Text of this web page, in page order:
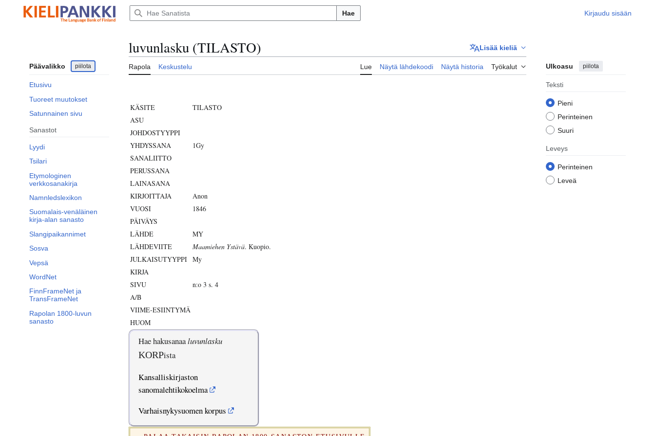
sisältöön
Hae Kirjaudu sisään
Päävalikko piilota
Etusivu
Tuoreet muutokset
Satunnainen sivu
Sanastot
Lyydi
Tsilari
Etymologinen
verkkosanakirja
Namnledslexikon
Suomalais-venäläinen
kirja-alan sanasto
Slangipaikannimet
Sosva
Vepsä
WordNet
FinnFrameNet ja
TransFrameNet
Rapolan 1800-luvun
sanasto
luvunlasku (TILASTO) Lisää kieliä
Rapola Keskustelu Lue Näytä lähdekoodi Näytä historia Työkalut Ulkoasu piilota
Teksti
Pieni
Perinteinen
Suuri
Leveys
Perinteinen
Leveä
KÄSITE
TILASTO
ASU
JOHDOSTYYPPI
YHDYSSANA
1Gy
SANALIITTO
PERUSSANA
LAINASANA
KIRJOITTAJA
Anon
VUOSI
1846
PÄIVÄYS
LÄHDE
MY
LÄHDEVIITE
Maamiehen Ystävä. Kuopio.
JULKAISUTYYPPI My
KIRJA
SIVU
n:o 3 s. 4
A/B
VIIME-ESIINTYMÄ
HUOM
Hae hakusanaaluvunlasku
KORPista
Kansalliskirjaston
sanomalehtikokoelma
Varhaisnykysuomen korpus